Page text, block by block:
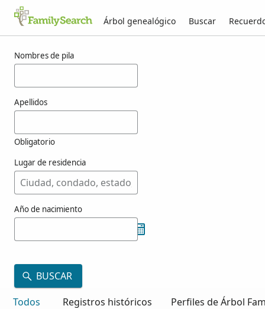
Árbol genealógico Buscar
Nombres de pila
Apellidos
Obligatorio
Lugar de residencia
Año de nacimiento
BUSCAR
Todos
Registros históricos Perfiles de Árbol